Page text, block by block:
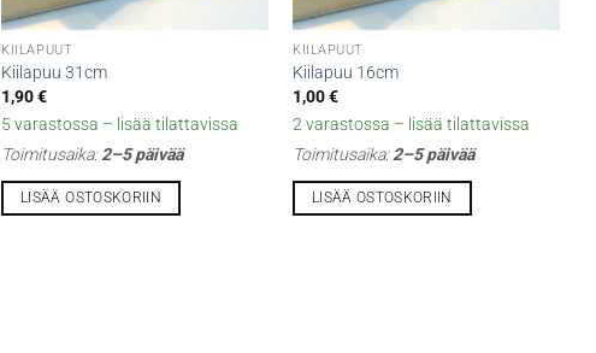
KIILAPUUT
Kiilapuu 31cm
1,90€
5 varastossa – lisää tilattavissa
Toimitusaika:2–5 päivää
LISÄÄ OSTOSKORIIN
KIILAPUUT
Kiilapuu 16cm
1,00€
2 varastossa – lisää tilattavissa
Toimitusaika:2–5 päivää
LISÄÄ OSTOSKORIIN